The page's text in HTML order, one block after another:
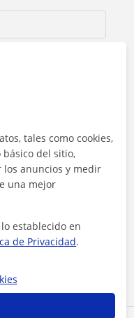
tales como cookies,
del sitio,
anuncios y medir
una mejor
establecido en
de Privacidad.